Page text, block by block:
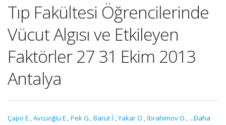
Tıp Fakültesi Öğrencilerinde
Vücut Algısı ve Etkileyen
Faktörler 27 31 Ekim 2013
Antalya
Çapo E.,Avcuoğlu E.,Pek G.,Barut İ.,Yakar O., İbrahimov O., ...Daha